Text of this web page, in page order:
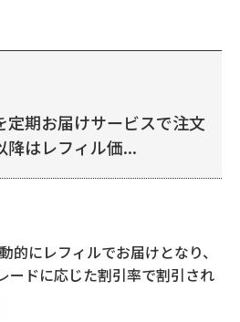
定期お届けサービスで注文
降はレフィル価...
的にレフィルでお届けとなり、
ードに応じた割引率で割引され